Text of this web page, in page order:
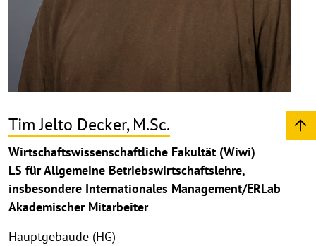
Tim Jelto Decker, M.Sc.
Wirtschaftswissenschaftliche Fakultät (Wiwi)
LS für Allgemeine Betriebswirtschaftslehre,
insbesondere Internationales Management/ERLab
Akademischer Mitarbeiter
Hauptgebäude (HG)